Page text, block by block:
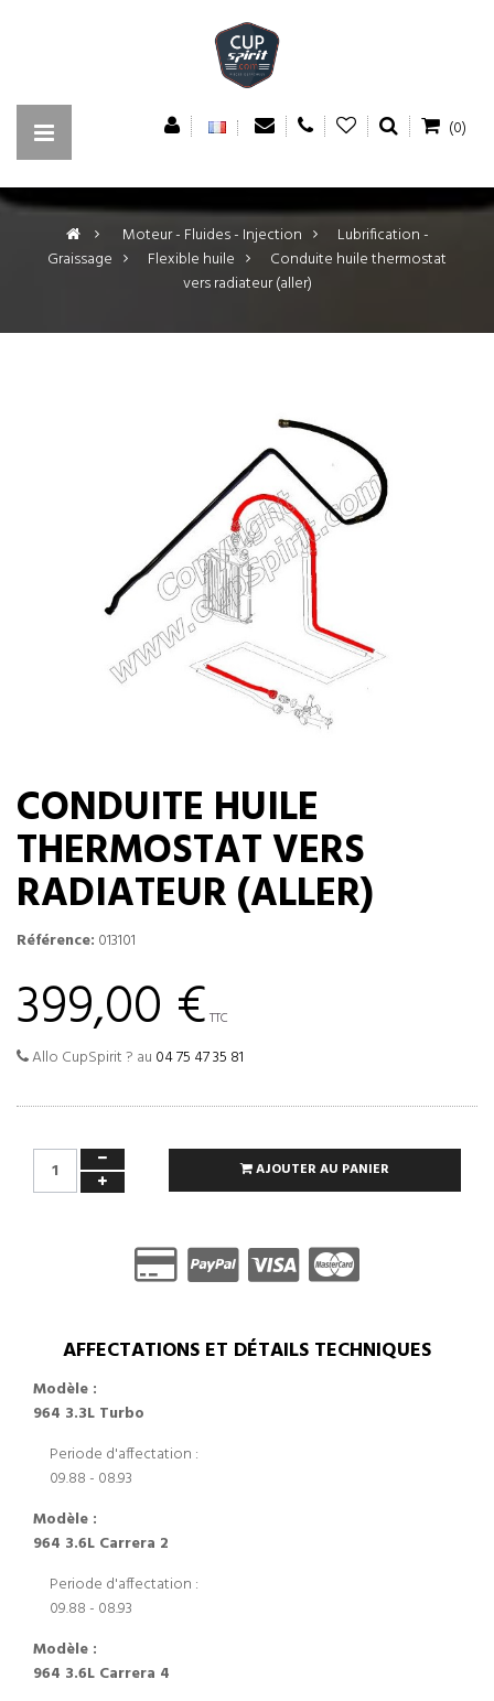
(0)
> Moteur - Fluides - Injection >
Lubrification -
Graissage > Flexible huile >
Conduite huile thermostat
vers radiateur (aller)
CONDUITE HUILE
THERMOSTAT VERS
RADIATEUR (ALLER)
Référence: 013101
399,00 € TTC
Allo CupSpirit ? au 04 75 47 35 81
AJOUTER AU PANIER
AFFECTATIONS ET DÉTAILS TECHNIQUES
Modèle :
964 3.3L Turbo
Periode d'affectation :
09.88 - 08.93
Modèle :
964 3.6L Carrera 2
Periode d'affectation :
09.88 - 08.93
Modèle :
964 3.6L Carrera 4